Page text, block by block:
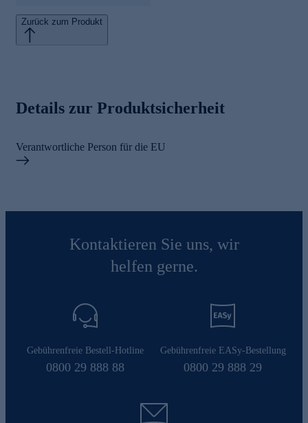
Zurück zum Produkt
Details zur Produktsicherheit
Verantwortliche Person für die EU
Kontaktieren Sie uns, wir
helfen gerne.
Gebührenfreie Bestell-Hotline
0800 29 888 88
Gebührenfreie EASy-Bestellung
0800 29 888 29